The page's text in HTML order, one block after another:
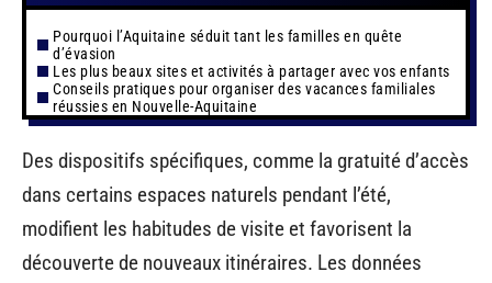
Pourquoi l’Aquitaine séduit tant les familles en quête
d’évasion
Les plus beaux sites et activités à partager avec vos enfants
Conseils pratiques pour organiser des vacances familiales
réussies en Nouvelle-Aquitaine
Des dispositifs spécifiques, comme la gratuité d’accès
dans certains espaces naturels pendant l’été,
modifient les habitudes de visite et favorisent la
découverte de nouveaux itinéraires. Les données